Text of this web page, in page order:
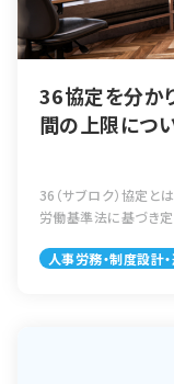
36協定を分か
間の上限につ
36（サブロク）協定と
労働基準法に基づき
れもあります。 本記
人事労務・制度設計